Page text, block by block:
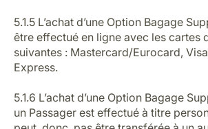
5.1.5 L’achat d’une Option Bagage
être effectué en ligne avec les cartes
suivantes : Mastercard/Eurocard,
Express.
5.1.6 L’achat d’une Option Bagage
un Passager est effectué à titre